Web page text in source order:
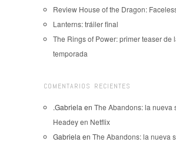
Review House of the Dragon:
Lanterns: tráiler final
The Rings of Power: primer teaser de
temporada
COMENTARIOS RECIENTES
.Gabriela en The Abandons: la nueva
Headey en Netflix
Gabriela en The Abandons: la nueva